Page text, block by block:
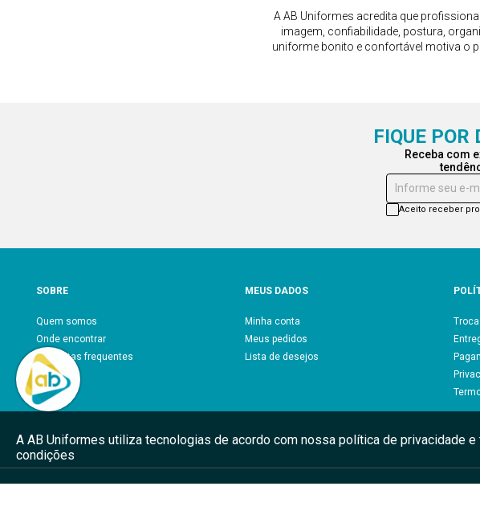
A AB Uniformes acredita que
imagem, confiabilidade, postura,
uniforme bonito e confortável motiva o
FIQUE POR
Receba com
Informe seu e-
Aceito receber
SOBRE
Quem somos
Onde encontrar
Perguntas frequentes
Blog
MEUS DADOS
Minha conta
Meus pedidos
Lista de desejos
A AB Uniformes utiliza tecnologias de acordo com nossa política de privacidade
condições